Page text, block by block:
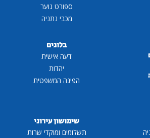
ספורט נוער
מכבי נתניה
בלוגים
דעה אישית
יהדות
הפינה המשפטית
שימושון עירוני
תשלומים ומוקדי שרות